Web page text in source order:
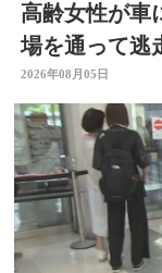
高齢女性が
場を通って
大分
2026年08月05日